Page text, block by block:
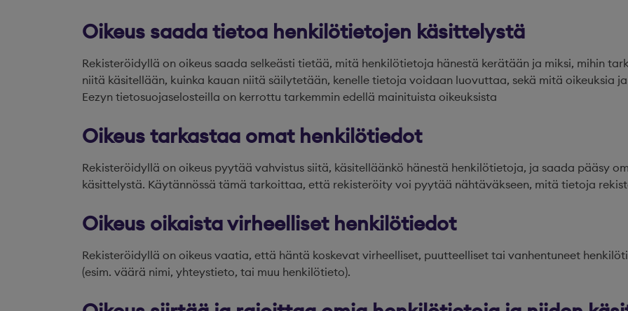
Oikeus saada tietoa henkilötietojen käsittelystä
Rekisteröidyllä on oikeus saada selkeästi tietää, mitä henkilötietoja hänestä kerätään ja miksi, mihin
niitä käsitellään, kuinka kauan niitä säilytetään, kenelle tietoja voidaan luovuttaa, sekä mitä oikeuksia
Eezyn tietosuojaselosteilla on kerrottu tarkemmin edellä mainituista oikeuksista
Oikeus tarkastaa omat henkilötiedot
Rekisteröidyllä on oikeus pyytää vahvistus siitä, käsitelläänkö hänestä henkilötietoja, ja saada pääsy
käsittelystä. Käytännössä tämä tarkoittaa, että rekisteröity voi pyytää nähtäväkseen, mitä tietoja
Oikeus oikaista virheelliset henkilötiedot
Rekisteröidyllä on oikeus vaatia, että häntä koskevat virheelliset, puutteelliset tai vanhentuneet
(esim. väärä nimi, yhteystieto, tai muu henkilötieto).